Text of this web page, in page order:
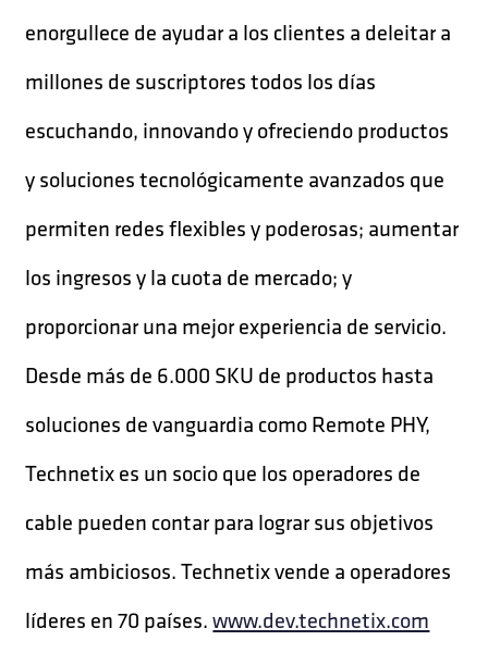
enorgullece de ayudar a los clientes a deleitar a
millones de suscriptores todos los días
escuchando, innovando y ofreciendo productos
y soluciones tecnológicamente avanzados que
permiten redes flexibles y poderosas; aumentar
los ingresos y la cuota de mercado; y
proporcionar una mejor experiencia de servicio.
Desde más de 6.000 SKU de productos hasta
soluciones de vanguardia como Remote PHY,
Technetix es un socio que los operadores de
cable pueden contar para lograr sus objetivos
más ambiciosos. Technetix vende a operadores
líderes en 70 países.www.dev.technetix.com